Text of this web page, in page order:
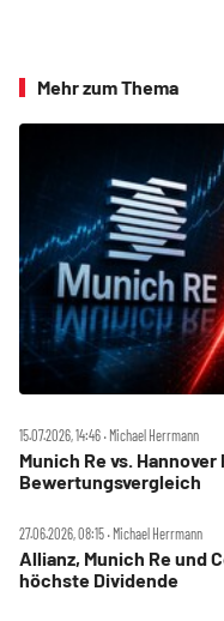
Mehr zum Thema
15.07.2026, 14:46 ‧ Michael Herrmann
Munich Re vs.
Bewertungsvergleich
27.06.2026, 08:15 ‧ Michael Herrmann
Allianz, Munich Re und
höchste Dividende